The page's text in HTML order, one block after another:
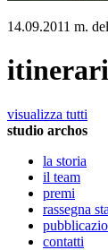
14.09.2011 m.
visualizza tutti
studio archos
la storia
il team
premi
rassegna
contatti